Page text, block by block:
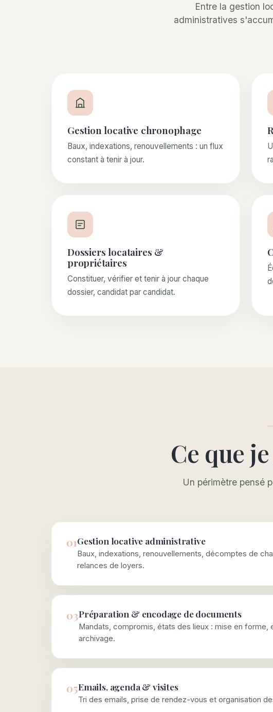
Entre la gestion
administratives
Gestion locative chronophage
Baux, indexations, renouvellements : un flux
constant à tenir à jour.
Dossiers locataires &
propriétaires
Constituer, vérifier et tenir à jour chaque
dossier, candidat par candidat.
Ce que
Un périmètre pensé
01Gestion locative administrative
Baux, indexations, renouvellements, décomptes de
relances de loyers.
03Préparation & encodage de documents
Mandats, compromis, états des lieux : mise en forme,
archivage.
05Emails, agenda & visites
Tri des emails, prise de rendez-vous et organisation